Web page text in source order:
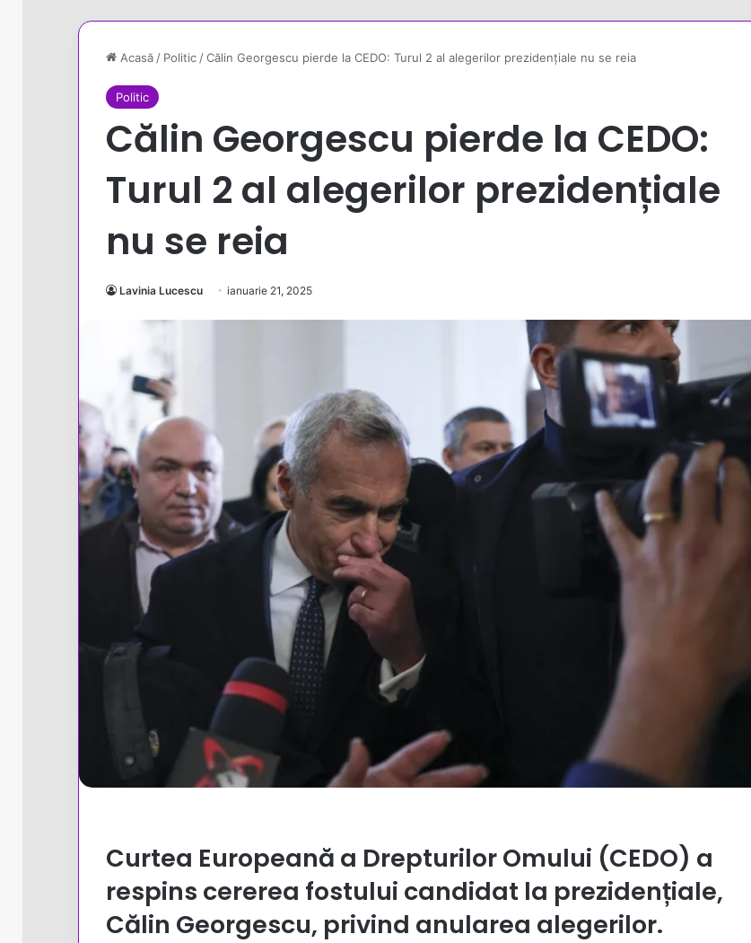
Acasă/ Politic/Călin Georgescu pierde la CEDO: Turul 2 al alegerilor prezidențiale nu se reia
Politic
Călin Georgescu pierde la CEDO:
Turul 2 al alegerilor prezidențiale
nu se reia
Lavinia Lucescu ianuarie 21, 2025
Curtea Europeană a Drepturilor Omului (CEDO) a
respins cererea fostului candidat la prezidențiale,
Călin Georgescu, privind anularea alegerilor.